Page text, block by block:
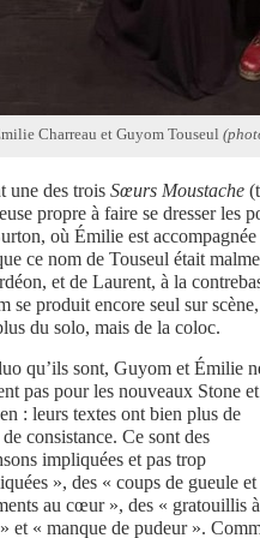
Charreau et Guyom Touseul
une des trois Sœurs Moustache
propre à faire se dresser les
où Émilie est
ce nom de Touseul était
et de Laurent, à la
se produit encore seul sur
du solo, mais de la coloc.
qu’ils sont, Guyom et Émilie
pas pour les nouveaux Stone et
: leurs textes ont bien plus de
consistance. Ce sont des
impliquées et pas trop
», des « coups de gueule et
au cœur », des « gratouillis à
et « manque de pudeur ».